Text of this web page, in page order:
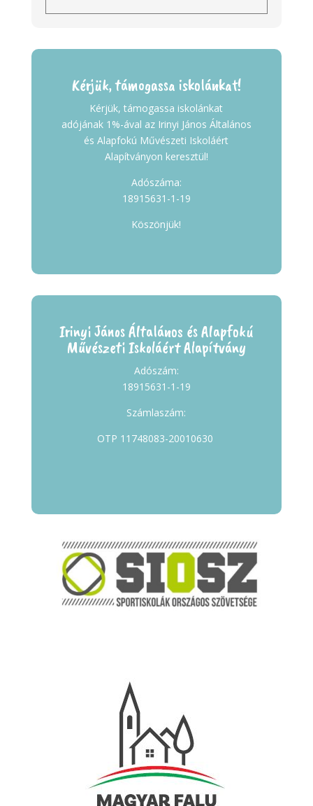
Kérjük, támogassa iskolánkat!
Kérjük, támogassa iskolánkat
adójának 1%-ával az Irinyi János Általános
és Alapfokú Művészeti Iskoláért
Alapítványon keresztül!
Adószáma:
18915631-1-19
Köszönjük!
Irinyi János Általános és Alapfokú
Művészeti Iskoláért Alapítvány
Adószám:
18915631-1-19
Számlaszám:
OTP 11748083-20010630